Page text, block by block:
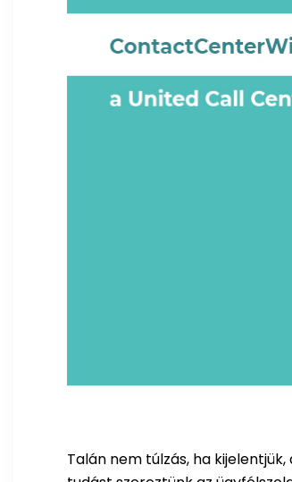
Talán nem túlzás, ha